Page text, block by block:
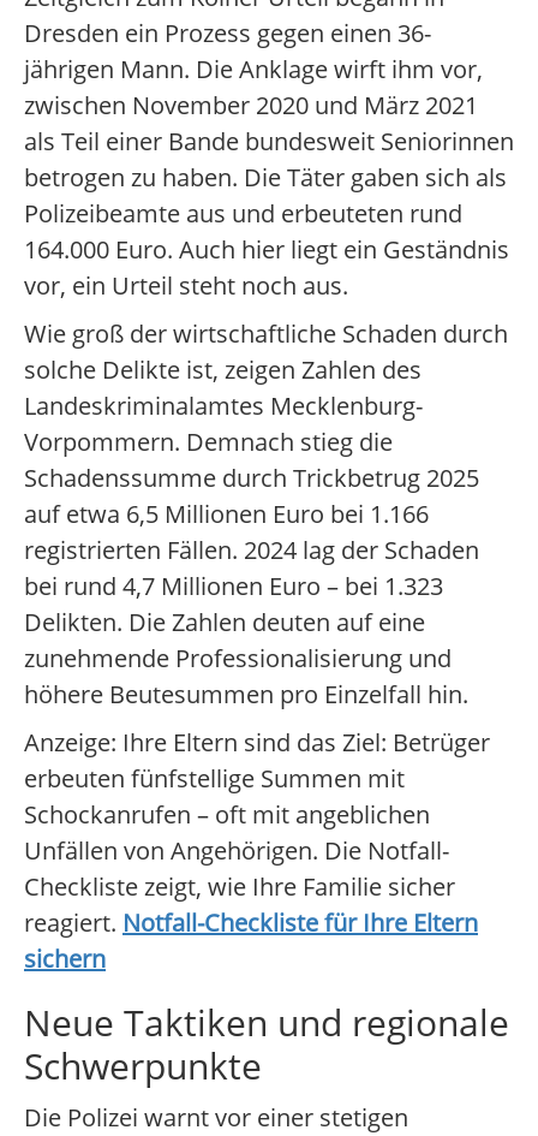
Dresden ein Prozess gegen einen 36-
jährigen Mann. Die Anklage wirft ihm vor,
zwischen November 2020 und März 2021
als Teil einer Bande bundesweit Seniorinnen
betrogen zu haben. Die Täter gaben sich als
Polizeibeamte aus und erbeuteten rund
164.000 Euro. Auch hier liegt ein Geständnis
vor, ein Urteil steht noch aus.
Wie groß der wirtschaftliche Schaden durch
solche Delikte ist, zeigen Zahlen des
Landeskriminalamtes Mecklenburg-
Vorpommern. Demnach stieg die
Schadenssumme durch Trickbetrug 2025
auf etwa 6,5 Millionen Euro bei 1.166
registrierten Fällen. 2024 lag der Schaden
bei rund 4,7 Millionen Euro – bei 1.323
Delikten. Die Zahlen deuten auf eine
zunehmende Professionalisierung und
höhere Beutesummen pro Einzelfall hin.
Anzeige: Ihre Eltern sind das Ziel: Betrüger
erbeuten fünfstellige Summen mit
Schockanrufen – oft mit angeblichen
Unfällen von Angehörigen. Die Notfall-
Checkliste zeigt, wie Ihre Familie sicher
reagiert. Notfall-Checkliste für Ihre Eltern
sichern
Neue Taktiken und regionale
Schwerpunkte
Die Polizei warnt vor einer stetigen